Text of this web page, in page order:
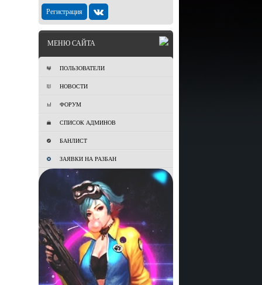
Регистрация
МЕНЮ САЙТА
ПОЛЬЗОВАТЕЛИ
НОВОСТИ
ФОРУМ
СПИСОК АДМИНОВ
БАНЛИСТ
ЗАЯВКИ НА РАЗБАН